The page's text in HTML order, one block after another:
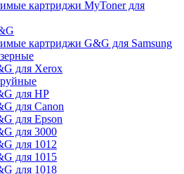
картриджи MyToner для
картриджи G&G для Samsung
для Xerox
для HP
для Canon
для Epson
для 3000
для 1012
для 1015
для 1018